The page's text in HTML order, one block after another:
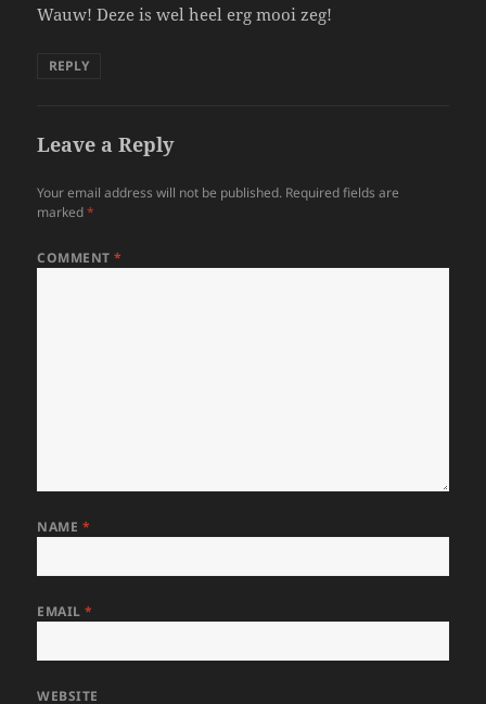
Wauw! Deze is wel heel erg mooi zeg!
REPLY
Leave a Reply
Your email address will not be published. Required fields are
marked*
COMMENT*
NAME *
EMAIL*
WEBSITE